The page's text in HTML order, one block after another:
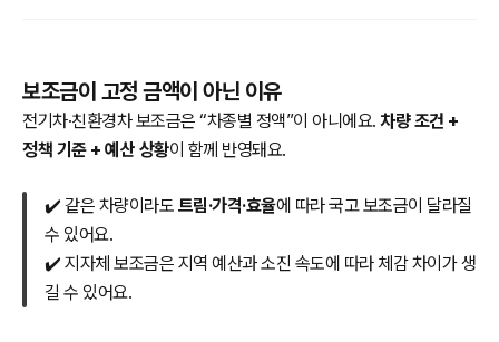
보조금이 고정 금액이 아닌 이유
전기차·친환경차 보조금은 “차종별 정액”이 아니에요. 차량 조건 +
정책 기준 + 예산 상황이 함께 반영돼요.
✔️ 같은 차량이라도 트림·가격·효율에 따라 국고 보조금이 달라질
수 있어요.
✔️ 지자체 보조금은 지역 예산과 소진 속도에 따라 체감 차이가 생
길 수 있어요.